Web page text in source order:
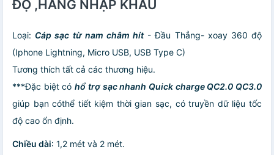
ĐỘ ,HÀNG NHẬP KHẨU
Loại: Cáp sạc từ nam châm hít- Đầu Thẳng- xoay 360 độ
(Iphone Lightning, Micro USB, USB Type C)
Tương thích tất cả các thương hiệu.
***Đặc biệt cóhổ trợ sạc nhanh Quick charge QC2.0 QC3.0
giúp bạn cóthể tiết kiệm thời gian sạc, có truyền dữ liệu tốc
độ cao ổn định.
Chiều dài: 1,2 mét và 2 mét.